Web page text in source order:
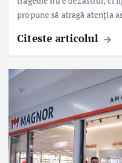
propune să atragă atenția
Citeste articolul